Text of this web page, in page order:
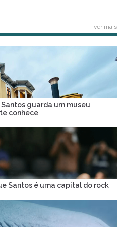
ver mais
guarda um museu
conhece
Santos é uma capital do rock